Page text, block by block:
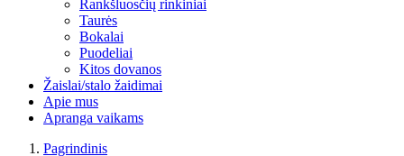
Rankšluosčių rinkiniai
Taurės
Bokalai
Puodeliai
Kitos dovanos
Žaislai/stalo žaidimai
Apie mus
Apranga vaikams
Pagrindinis